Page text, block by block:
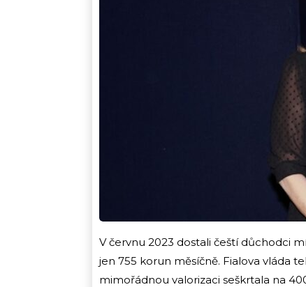
V červnu 2023 dostali čeští důchodci
jen 755 korun měsíčně. Fialova vláda
mimořádnou valorizaci seškrtala na